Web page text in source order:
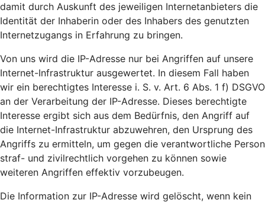
damit durch Auskunft des jeweiligen Internetanbieters die
Identität der Inhaberin oder des Inhabers des genutzten
Internetzugangs in Erfahrung zu bringen.
Von uns wird die IP-Adresse nur bei Angriffen auf unsere
Internet-Infrastruktur ausgewertet. In diesem Fall haben
wir ein berechtigtes Interesse i. S. v. Art. 6 Abs. 1 f) DSGVO
an der Verarbeitung der IP-Adresse. Dieses berechtigte
Interesse ergibt sich aus dem Bedürfnis, den Angriff auf
die Internet-Infrastruktur abzuwehren, den Ursprung des
Angriffs zu ermitteln, um gegen die verantwortliche Person
straf- und zivilrechtlich vorgehen zu können sowie
weiteren Angriffen effektiv vorzubeugen.
Die Information zur IP-Adresse wird gelöscht, wenn kein